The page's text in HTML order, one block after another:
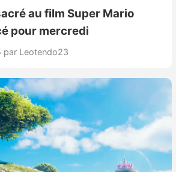
au film Super Mario
pour mercredi
par Leotendo23